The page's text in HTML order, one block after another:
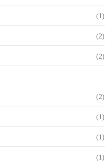
(1)
(2)
(2)
(2)
(1)
(1)
(1)